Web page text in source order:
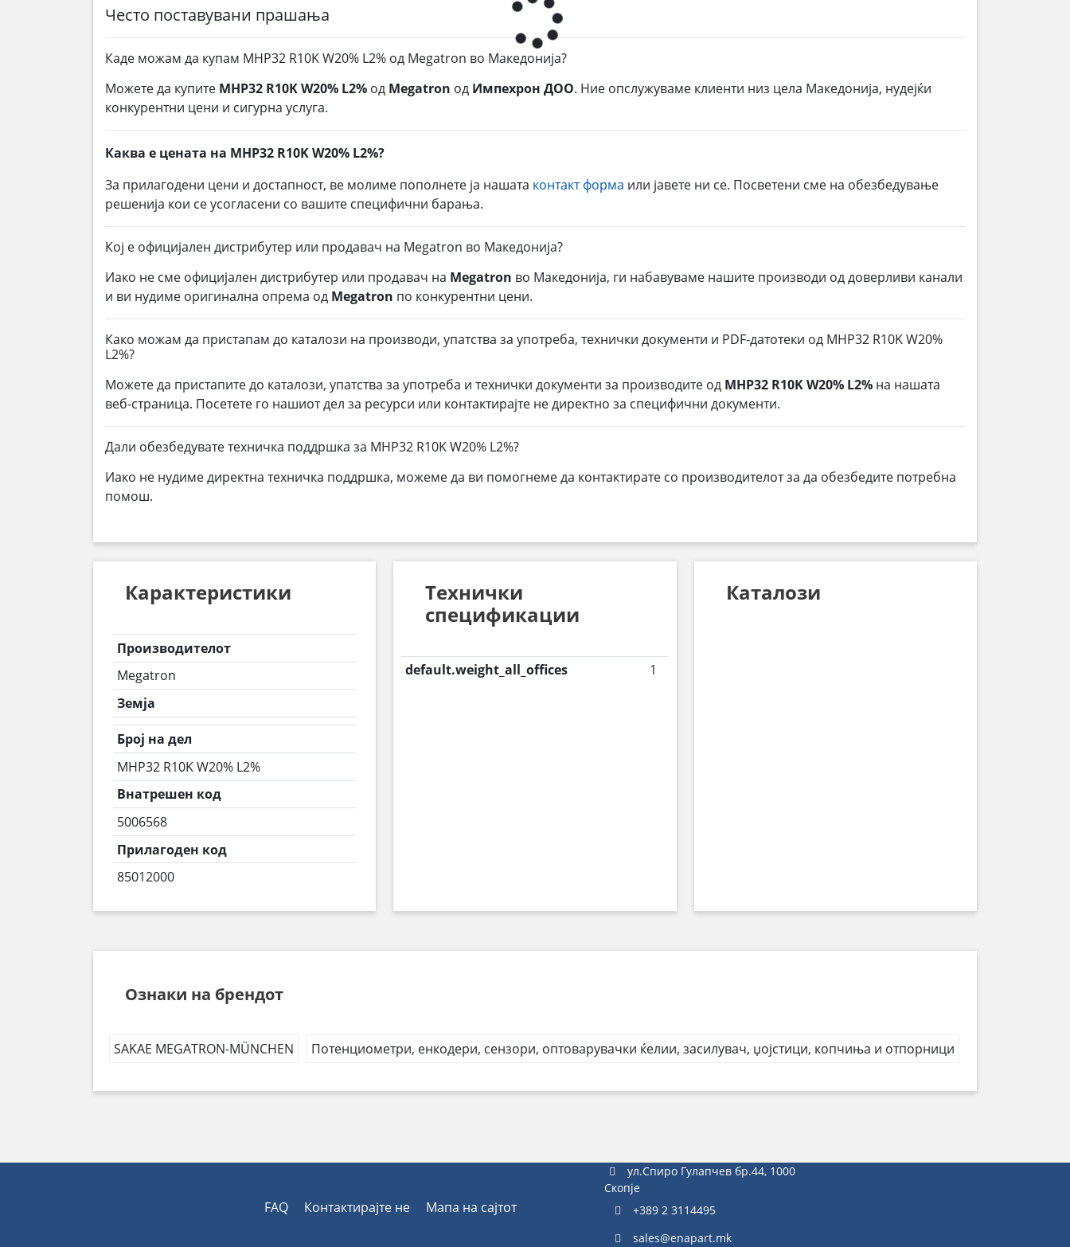
Често поставувани прашања
Каде можам да купам MHP32 R10K W20% L2% од Megatron во Македонија?
Можете да купите MHP32 R10K W20% L2% од Megatron од Импехрон ДОО. Ние опслужуваме клиенти низ цела Македонија, нудејќи
конкурентни цени и сигурна услуга.
Каква е цената на MHP32 R10K W20% L2%?
За прилагодени цени и достапност, ве молиме пополнете ја нашата контакт форма или јавете ни се. Посветени сме на обезбедување
решенија кои се усогласени со вашите специфични барања.
Кој е официјален дистрибутер или продавач на Megatron во Македонија?
Иако не сме официјален дистрибутер или продавач на Megatron во Македонија, ги набавуваме нашите производи од доверливи канали
и ви нудиме оригинална опрема од Megatron по конкурентни цени.
Како можам да пристапам до каталози на производи, упатства за употреба, технички документи и PDF-датотеки од MHP32 R10K W20%
L2%?
Можете да пристапите до каталози, упатства за употреба и технички документи за производите од MHP32 R10K W20% L2% на нашата
веб-страница. Посетете го нашиот дел за ресурси или контактирајте не директно за специфични документи.
Дали обезбедувате техничка поддршка за MHP32 R10K W20% L2%?
Иако не нудиме директна техничка поддршка, можеме да ви помогнеме да контактирате со производителот за да обезбедите потребна
помош.
Карактеристики
Производителот
Megatron
Земја
Број на дел
MHP32 R10K W20% L2%
Внатрешен код
5006568
Прилагоден код
85012000
Технички
спецификации
default.weight_all_offices 1
Каталози
Ознаки на брендот
SAKAE MEGATRON-MÜNCHEN Потенциометри, енкодери, сензори, оптоварувачки ќелии, засилувач, џојстици, копчиња и отпорници
FAQ Контактирајте не Мапа на сајтот
ул.Спиро Гулапчев бр.44, 1000
Скопје
+389 2 3114495
sales@enapart.mk